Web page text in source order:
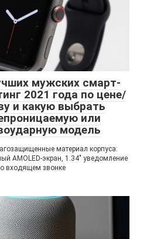
мужских смарт-
2021 года по цене/
и какую выбрать
или
модель
материал корпуса:
AMOLED-экран, 1.34″ уведомление
о входящем звонке